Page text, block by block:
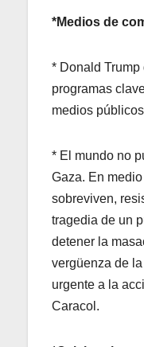
*Medios de
* Donald
programas
medios
* El mundo no
Gaza. En
sobreviven,
tragedia de un
detener la
vergüenza de
urgente a la
Caracol.